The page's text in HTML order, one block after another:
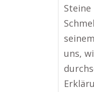
Steine
uns,